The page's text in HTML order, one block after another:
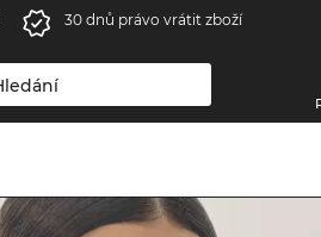
30 dnů právo vrátit zboží